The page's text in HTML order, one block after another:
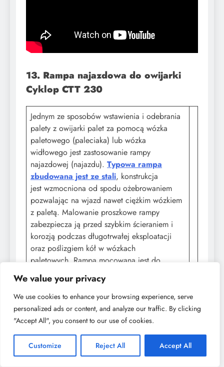
We value your privacy
We use cookies to enhance your browsing experience, serve
personalized ads or content, and analyze our traffic. By clicking
"Accept All", you consent to our use of cookies.
Customize Reject All Accept All
13. Rampa najazdowa do owijarki
Cyklop CTT 230
Jednym ze sposobów wstawienia i odebrania
palety z owijarki palet za pomocą wózka
paletowego (paleciaka) lub wózka
widłowego jest zastosowanie rampy
najazdowej (najazdu). Typowa rampa
zbudowana jest ze stali, konstrukcja
jest wzmocniona od spodu ożebrowaniem
pozwalając na wjazd nawet ciężkim wózkiem
z paletą. Malowanie proszkowe rampy
zabezpiecza ją przed szybkim ścieraniem i
korozją podczas długotrwałej eksploatacji
oraz poślizgiem kół w wózkach
paletowych. Rampa mocowana jest do
owijarki śrubą. Po bogach rampy są śruby do
centrowania rampy. Wysokość rampy można
regulować także śrubami umieszczonymi po
bokach rampy.
Wysokość rampy w najwyższym punkcie
wynosi 63 mm (regulacja wysokości +-10
mm), długość standardowej rampy wynosi